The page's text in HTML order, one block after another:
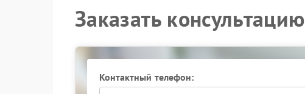
Заказать консультацию
Контактный телефон: